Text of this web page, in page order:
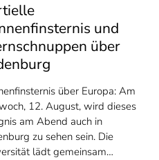
und
über
über Europa: Am
12. August, wird dieses
am Abend auch in
zu sehen sein. Die
lädt gemeinsam…